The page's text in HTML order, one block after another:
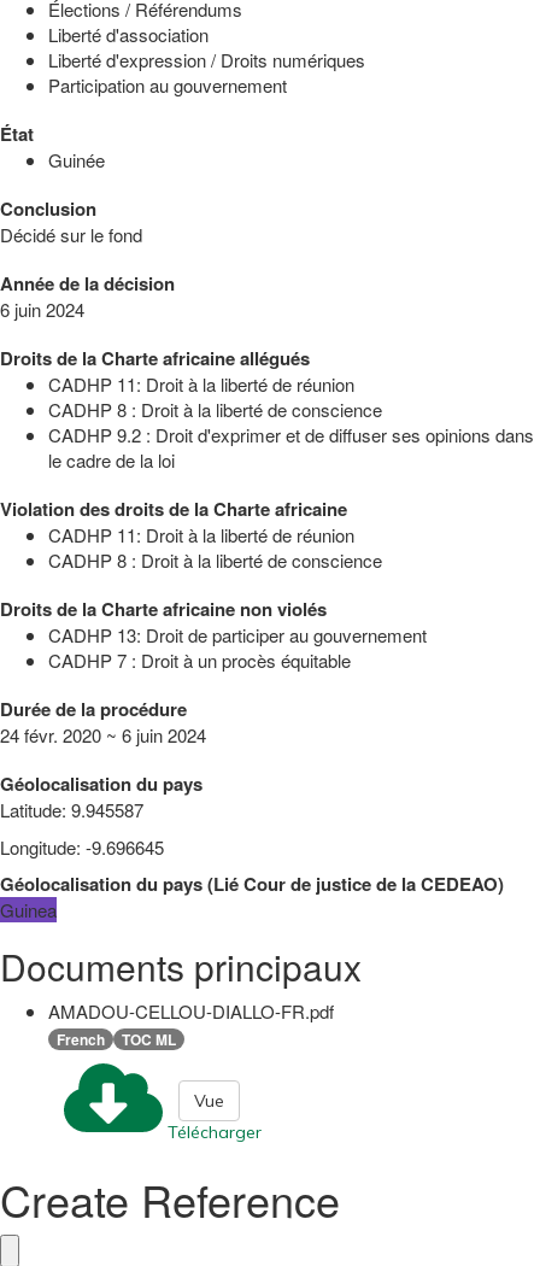
Élections / Référendums
Liberté d'association
Liberté d'expression / Droits numériques
Participation au gouvernement
État
Guinée
Conclusion
Décidé sur le fond
Année de la décision
6 juin 2024
Droits de la Charte africaine allégués
CADHP 11: Droit à la liberté de réunion
CADHP 8 : Droit à la liberté de conscience
CADHP 9.2 : Droit d'exprimer et de diffuser ses opinions dans
le cadre de la loi
Violation des droits de la Charte africaine
CADHP 11: Droit à la liberté de réunion
CADHP 8 : Droit à la liberté de conscience
Droits de la Charte africaine non violés
CADHP 13: Droit de participer au gouvernement
CADHP 7 : Droit à un procès équitable
Durée de la procédure
24 févr. 2020 ~ 6 juin 2024
Géolocalisation du pays
Latitude: 9.945587
Longitude: -9.696645
Géolocalisation du pays(LiéCour de justice de la CEDEAO)
Guinea
Documents principaux
AMADOU-CELLOU-DIALLO-FR.pdf
French TOC ML
Télécharger
Vue
Create Reference